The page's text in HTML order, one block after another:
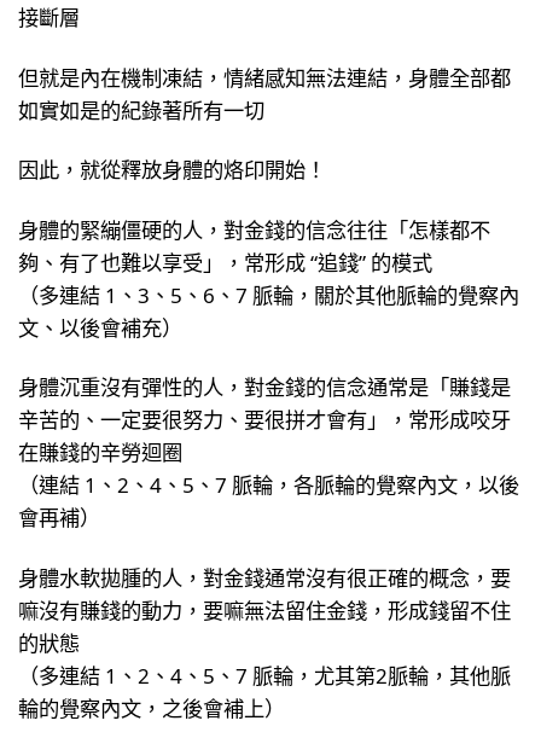
接斷層
但就是內在機制凍結，情緒感知無法連結，身體全部都
如實如是的紀錄著所有一切
因此，就從釋放身體的烙印開始！
身體的緊繃僵硬的人，對金錢的信念往往「怎樣都不
夠、有了也難以享受」，常形成 “追錢” 的模式
（多連結 1、3、5、6、7 脈輪，關於其他脈輪的覺察內
文、以後會補充）
身體沉重沒有彈性的人，對金錢的信念通常是「賺錢是
辛苦的、一定要很努力、要很拼才會有」，常形成咬牙
在賺錢的辛勞迴圈
（連結 1、2、4、5、7 脈輪，各脈輪的覺察內文，以後
會再補）
身體水軟拋腫的人，對金錢通常沒有很正確的概念，要
嘛沒有賺錢的動力，要嘛無法留住金錢，形成錢留不住
的狀態
（多連結 1、2、4、5、7 脈輪，尤其第2脈輪，其他脈
輪的覺察內文，之後會補上）